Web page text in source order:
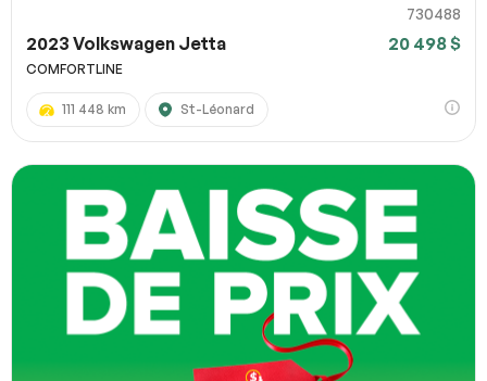
730488
2023 Volkswagen Jetta 20 498 $
COMFORTLINE
111 448 km St-Léonard